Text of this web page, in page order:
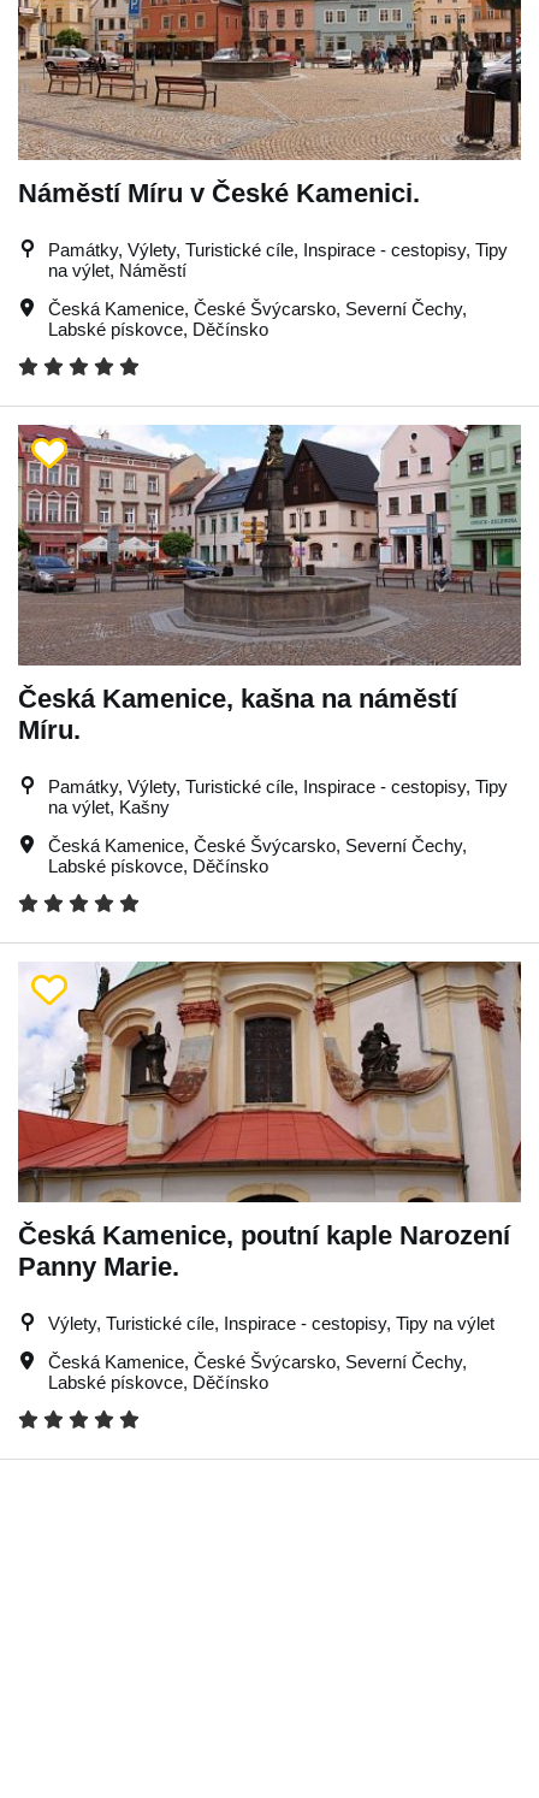
Náměstí Míru v České Kamenici.
Památky, Výlety, Turistické cíle, Inspirace - cestopisy, Tipy
na výlet, Náměstí
Česká Kamenice, České Švýcarsko, Severní Čechy,
Labské pískovce, Děčínsko
Česká Kamenice, kašna na náměstí
Míru.
Památky, Výlety, Turistické cíle, Inspirace - cestopisy, Tipy
na výlet, Kašny
Česká Kamenice, České Švýcarsko, Severní Čechy,
Labské pískovce, Děčínsko
Česká Kamenice, poutní kaple Narození
Panny Marie.
Výlety, Turistické cíle, Inspirace - cestopisy, Tipy na výlet
Česká Kamenice, České Švýcarsko, Severní Čechy,
Labské pískovce, Děčínsko